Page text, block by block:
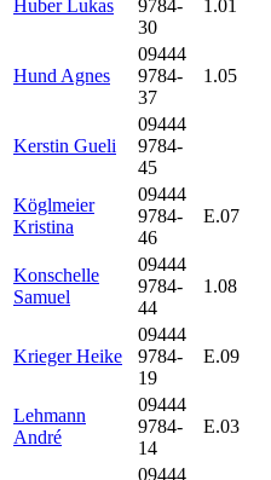
Huber Lukas
9784-
30
1.01
Hund Agnes
09444
9784-
37
1.05
Kerstin Gueli
09444
9784-
45
Köglmeier
Kristina
09444
9784-
46
E.07
Konschelle
Samuel
09444
9784-
44
1.08
Krieger Heike
09444
9784-
19
E.09
Lehmann
André
09444
9784-
14
E.03
09444